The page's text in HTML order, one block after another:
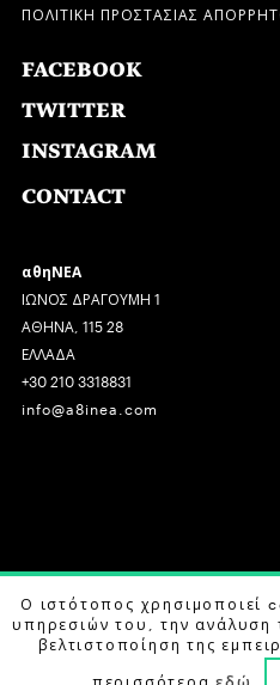
ΠΟΛΙΤΙΚΗ ΠΡΟΣΤΑΣΙΑΣ
FACEBOOK
TWITTER
INSTAGRAM
CONTACT
αθηΝΕΑ
ΙΩΝΟΣ ΔΡΑΓΟΥΜΗ 1
ΑΘΗΝΑ, 115 28
ΕΛΛΑΔΑ
+30 210 3318831
info@a8inea.com
COPYRIGHT © 2026 αθηΝΕΑ,
DESIGN BY G DESIGN STUDIO.
Ο ιστότοπος χρησιμοποιεί
υπηρεσιών του, την ανάλυση
βελτιστοποίηση της
περισσότεραεδώ